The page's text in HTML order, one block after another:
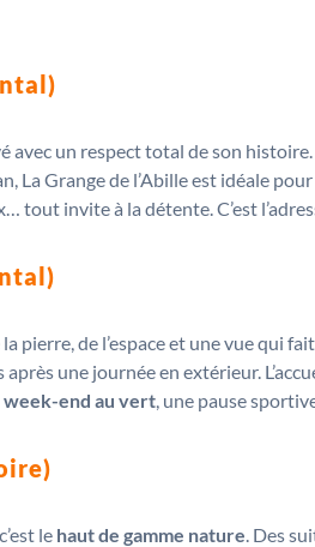
avec un respect total de son
La Grange de l’Abille est idéale
tout invite à la détente. C’est
pierre, de l’espace et une vue qui
une journée en extérieur.
week-end au vert, une pause
le haut de gamme nature. Des